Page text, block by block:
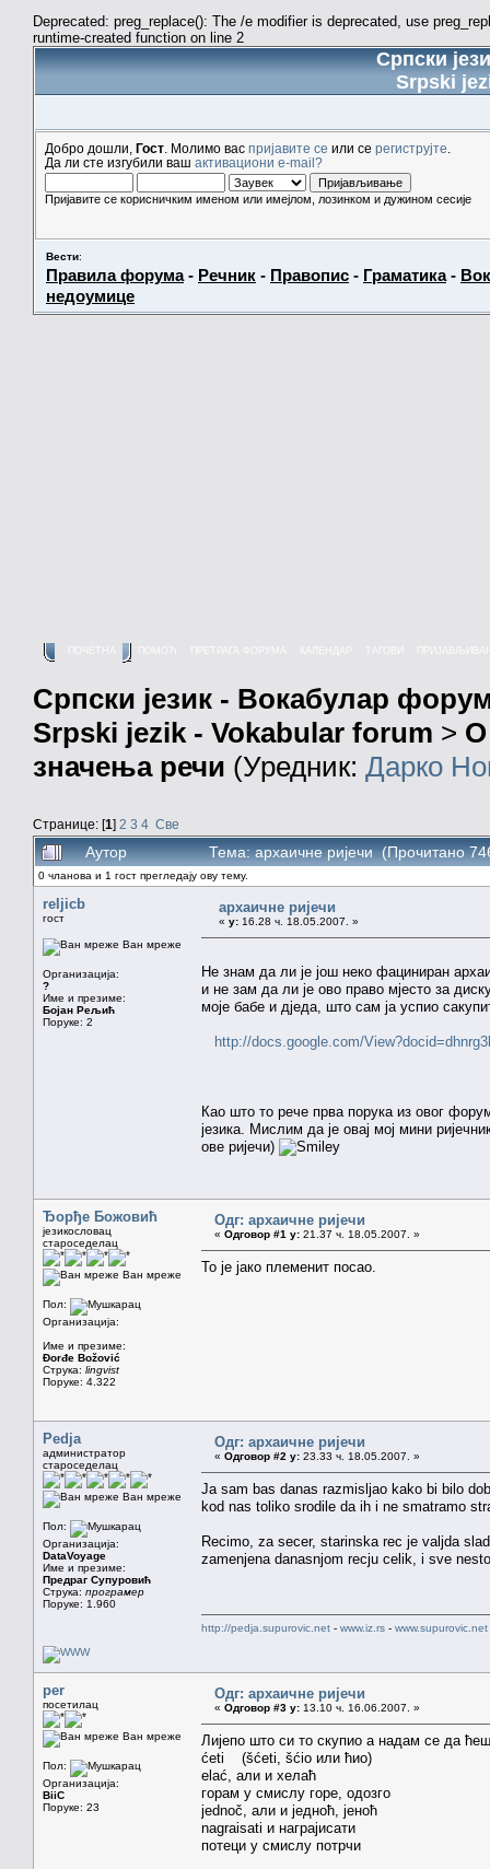
Deprecated: preg_replace(): The /e modifier is deprecated, use
runtime-created function on line 2
Српски
Srpski
Добро дошли, Гост . Молимо вас пријавите се или се региструјте
Да ли сте изгубили ваш активациони e-mail?
Пријавите се корисничким именом или имејлом, лозинком и дужином сесије
Вести:
Правила форума- Речник - Правопис - Граматика-
недоумице
КАЛЕНДАР
Српски језик - Вокабулар
Srpski jezik - Vokabular forum > О
значења речи (Уредник: Дарко
Странице: [1] 2 3 4 Све
Аутор Тема: архаичне ријечи (Прочитано
0 чланова и 1 гост прегледају ову тему.
reljicb
гост
Ван мреже
Организација:
?
Име и презиме:
Бојан Рељић
Поруке: 2
архаичне ријечи
« у: 16.28 ч. 18.05.2007. »
Не знам да ли је још неко фациниран
и не зам да ли је ово право мјесто за
моје бабе и дједа, што сам ја успио
http://docs.google.com/
Као што то рече прва порука из овог
језика. Мислим да је овај мој мини
ове ријечи)
Ђорђе Божовић
језикословац
староседелац
Ван мреже
Пол:
Организација:
Име и презиме:
Đorđe Božović
Струка: lingvist
Поруке: 4.322
Одг: архаичне ријечи
« Одговор #1 у: 21.37 ч. 18.05.2007. »
То је јако племенит посао.
Pedja
администратор
староседелац
Ван мреже
Пол:
Организација:
DataVoyage
Име и презиме:
Предраг Супуровић
Струка: програмер
Поруке: 1.960
Одг: архаичне ријечи
« Одговор #2 у: 23.33 ч. 18.05.2007. »
Ja sam bas danas razmisljao kako bi bilo
kod nas toliko srodile da ih i ne smatramo
Recimo, za secer, starinska rec je valjda
zamenjena danasnjom recju celik, i sve
http://pedja.supurovic.net - www.iz.rs - www.supurovic.net
per
посетилац
Ван мреже
Пол:
Организација:
BiiC
Поруке: 23
Одг: архаичне ријечи
« Одговор #3 у: 13.10 ч. 16.06.2007. »
Лијепо што си то скупио а надам се да
ćeti (šćeti, šćio или ћио)
elać, али и хелаћ
горам у смислу горе, одозго
jednoč, али и једноћ, јеноћ
nagraisati и награјисати
потеци у смислу потрчи